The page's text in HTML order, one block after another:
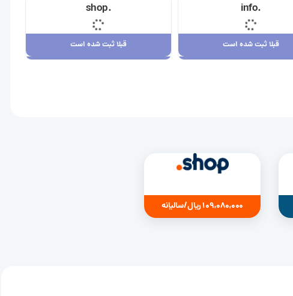
.info
قبلا ثبت شده است
.shop
قبلا ثبت شده است
109,080,000 ریال/سالیانه